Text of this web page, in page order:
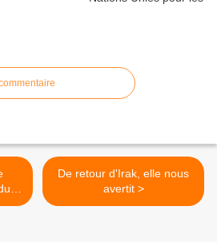
De retour d'Irak, elle nous
avertit >